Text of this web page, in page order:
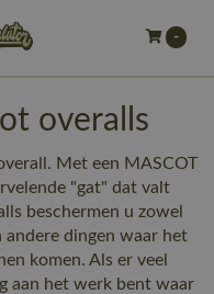
-
overalls
Met een MASCOT
"gat" dat valt
beschermen u zowel
andere dingen waar het
komen. Als er veel
aan het werk bent waar